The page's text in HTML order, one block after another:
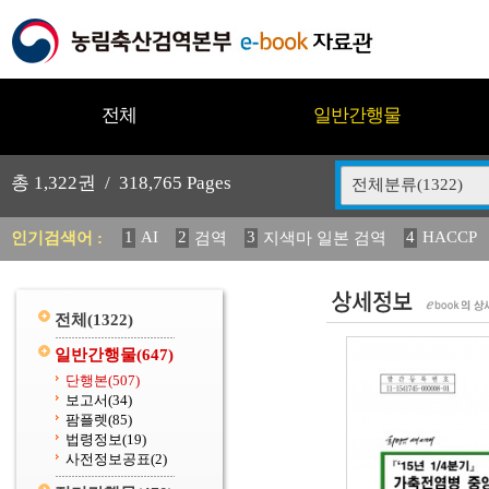
전체 일반간행물
총 1,322권 / 318,765 Pages 전체분류(1322)
인기검색어 : 1 AI 2 검역 3 지색마 일본 검역 4 HACCP
11 2025 12 중독성 식물 도감 13 媛 異 14
전체 (1322)
일반간행물(647)
단행본(507)
보고서(34)
팜플렛(85)
법령정보(19)
사전정보공표(2)